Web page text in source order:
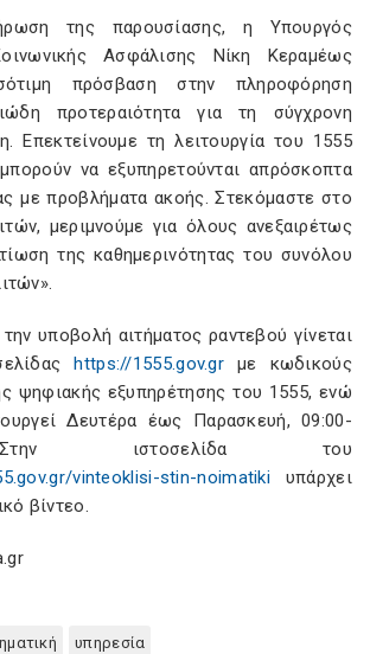
της παρουσίασης, η Υπουργός
Ασφάλισης Νίκη Κεραμέως
πρόσβαση στην πληροφόρηση
προτεραιότητα για τη σύγχρονη
Επεκτείνουμε τη λειτουργία του 1555
να εξυπηρετούνται απρόσκοπτα
με προβλήματα ακοής. Στεκόμαστε στο
μεριμνούμε για όλους ανεξαιρέτως
της καθημερινότητας του συνόλου
υποβολή αιτήματος ραντεβού γίνεται
https://1555.gov.gr με κωδικούς
ψηφιακής εξυπηρέτησης του 1555, ενώ
Δευτέρα έως Παρασκευή, 09:00-
ιστοσελίδα του
vinteoklisi-stin-noimatiki υπάρχει
βίντεο.
υπηρεσία